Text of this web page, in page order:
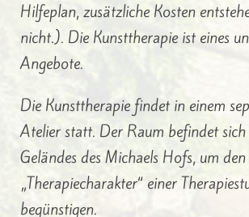
Hilfeplan, zusätzliche Kosten
nicht.). Die Kunsttherapie ist eines
Angebote.
Die Kunsttherapie findet in einem
Atelier statt. Der Raum befindet
Geländes des Michaels Hofs, um den
„Therapiecharakter“ einer
begünstigen.